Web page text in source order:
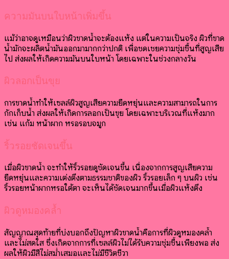
ความมันบนใบหน้าเพิ่มขึ้น
แม้ว่าอาจดูเหมือนว่าผิวขาดน้ำจะต้องแห้ง แต่ในความเป็นจริง ผิวที่ขาด
น้ำมักจะผลิตน้ำมันออกมามากกว่าปกติ เพื่อชดเชยความชุ่มชื้นที่สูญเสีย
ไป ส่งผลให้เกิดความมันบนใบหน้า โดยเฉพาะในช่วงกลางวัน
ผิวลอกเป็นขุย
การขาดน้ำทำให้เซลล์ผิวสูญเสียความยืดหยุ่นและความสามารถในการ
กักเก็บน้ำ ส่งผลให้เกิดการลอกเป็นขุย โดยเฉพาะบริเวณที่แห้งมาก
เช่น แก้ม หน้าผาก หรือรอบจมูก
ริ้วรอยชัดเจนขึ้น
เมื่อผิวขาดน้ำ จะทำให้ริ้วรอยดูชัดเจนขึ้น เนื่องจากการสูญเสียความ
ยืดหยุ่นและความเต่งตึงตามธรรมชาติของผิว ริ้วรอยเล็ก ๆ บนผิว เช่น
ริ้วรอยหน้าผากหรือใต้ตา จะเห็นได้ชัดเจนมากขึ้นเมื่อผิวแห้งตึง
ผิวดูหมองคล้ำ
สัญญาณสุดท้ายที่บ่งบอกถึงปัญหาผิวขาดน้ำคือการที่ผิวดูหมองคล้ำ
และไม่สดใส ซึ่งเกิดจากการที่เซลล์ผิวไม่ได้รับความชุ่มชื้นเพียงพอ ส่ง
ผลให้ผิวมีสีไม่สม่ำเสมอและไม่มีชีวิตชีวา